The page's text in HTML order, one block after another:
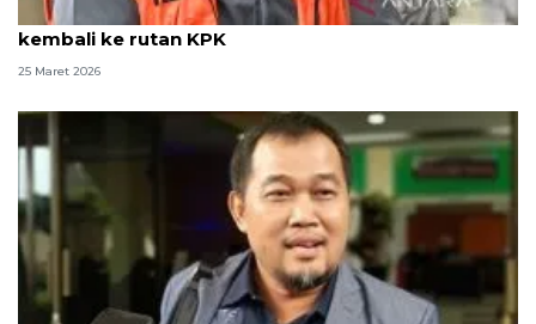
Kemarin, Kapolri soal arus balik hingga Yaqut
kembali ke rutan KPK
25 Maret 2026